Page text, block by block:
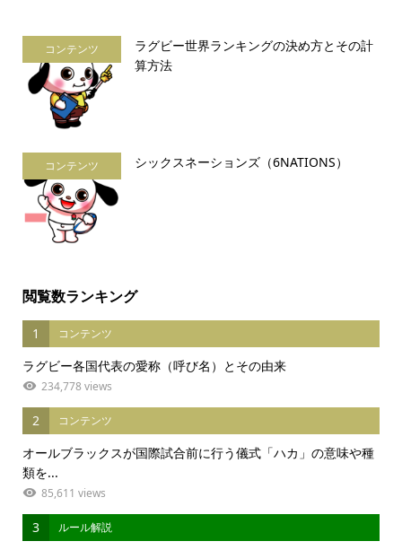
コンテンツ
ラグビー世界ランキングの決め方とその計
算方法
コンテンツ シックスネーションズ（6NATIONS）
閲覧数ランキング
1 コンテンツ
ラグビー各国代表の愛称（呼び名）とその由来
234,778 views
2 コンテンツ
オールブラックスが国際試合前に行う儀式「ハカ」の意味や種
類を...
85,611 views
3 ルール解説